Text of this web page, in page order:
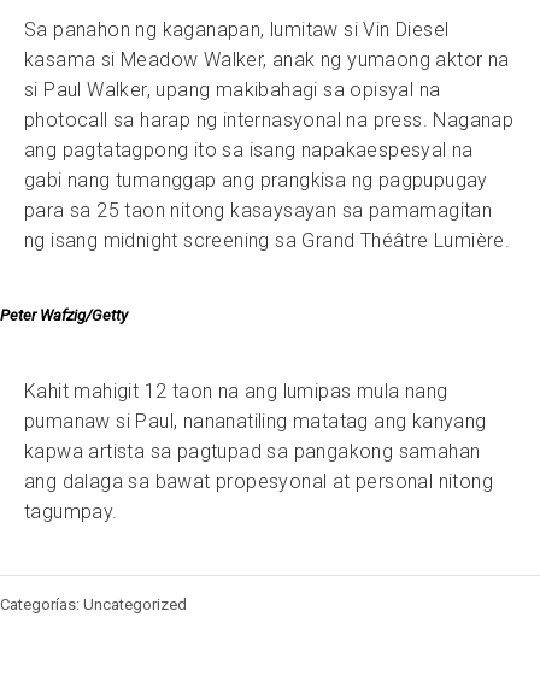
Sa panahon ng kaganapan, lumitaw si Vin Diesel
kasama si Meadow Walker, anak ng yumaong aktor na
si Paul Walker, upang makibahagi sa opisyal na
photocall sa harap ng internasyonal na press. Naganap
ang pagtatagpong ito sa isang napakaespesyal na
gabi nang tumanggap ang prangkisa ng pagpupugay
para sa 25 taon nitong kasaysayan sa pamamagitan
ng isang midnight screening sa Grand Théâtre Lumière.
Peter Wafzig/Getty
Kahit mahigit 12 taon na ang lumipas mula nang
pumanaw si Paul, nananatiling matatag ang kanyang
kapwa artista sa pagtupad sa pangakong samahan
ang dalaga sa bawat propesyonal at personal nitong
tagumpay.
Categorías: Uncategorized